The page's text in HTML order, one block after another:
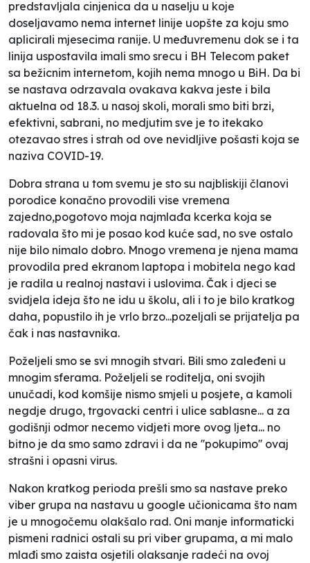
predstavljala cinjenica da u naselju u koje
doseljavamo nema internet linije uopšte za koju smo
aplicirali mjesecima ranije. U međuvremenu dok se i ta
linija uspostavila imali smo srecu i BH Telecom paket
sa bežicnim internetom, kojih nema mnogo u BiH. Da bi
se nastava odrzavala ovakava kakva jeste i bila
aktuelna od 18.3. u nasoj skoli, morali smo biti brzi,
efektivni, sabrani, no medjutim sve je to itekako
otezavao stres i strah od ove nevidljive pošasti koja se
naziva COVID-19.
Dobra strana u tom svemu je sto su najbliskiji članovi
porodice konačno provodili vise vremena
zajedno,pogotovo moja najmlađa kcerka koja se
radovala što mi je posao kod kuće sad, no sve ostalo
nije bilo nimalo dobro. Mnogo vremena je njena mama
provodila pred ekranom laptopa i mobitela nego kad
je radila u realnoj nastavi i uslovima. Čak i djeci se
svidjela ideja što ne idu u školu, ali i to je bilo kratkog
daha, popustilo ih je vrlo brzo...pozeljali se prijatelja pa
čak i nas nastavnika.
Poželjeli smo se svi mnogih stvari. Bili smo zaleđeni u
mnogim sferama. Poželjeli se roditelja, oni svojih
unučadi, kod komšije nismo smjeli u posjete, a kamoli
negdje drugo, trgovacki centri i ulice sablasne... a za
godišnji odmor necemo vidjeti more ovog ljeta... no
bitno je da smo samo zdravi i da ne ''pokupimo'' ovaj
strašni i opasni virus.
Nakon kratkog perioda prešli smo sa nastave preko
viber grupa na nastavu u google učionicama što nam
je u mnogočemu olakšalo rad. Oni manje informaticki
pismeni radnici ostali su pri viber grupama, a mi malo
mlađi smo zaista osjetili olaksanje radeći na ovoj